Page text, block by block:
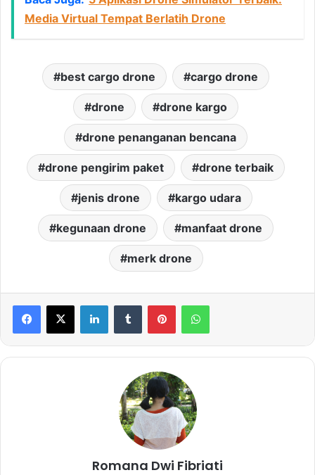
Media Virtual Tempat Berlatih Drone
best cargo drone cargo drone
drone drone kargo
drone penanganan bencana
drone pengirim paket drone terbaik
jenis drone kargo udara
kegunaan drone manfaat drone
merk drone
LinkedInTumblr PinterestWhatsApp
Romana Dwi Fibriati